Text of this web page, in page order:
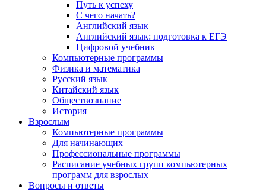
Путь к успеху
С чего начать?
Английский язык
Английский язык: подготовка к ЕГЭ
Цифровой учебник
Компьютерные программы
Физика и математика
Русский язык
Китайский язык
Обществознание
История
Взрослым
Компьютерные программы
Для начинающих
Профессиональные программы
Расписание учебных групп компьютерных
программ для взрослых
Вопросы и ответы